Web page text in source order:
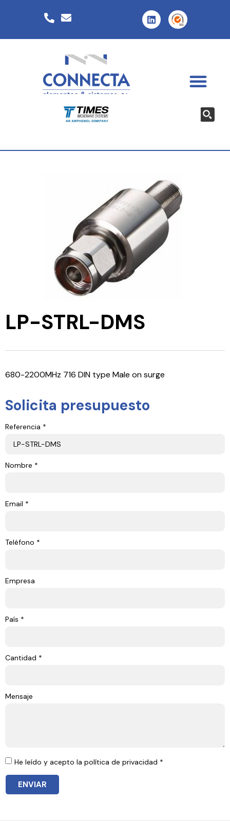
LP-STRL-DMS
680-2200MHz 716 DIN type Male on surge
Solicita presupuesto
Referencia *
Nombre *
Email *
Teléfono *
Empresa
País *
Cantidad *
Mensaje
He leído y acepto la política de privacidad *
ENVIAR